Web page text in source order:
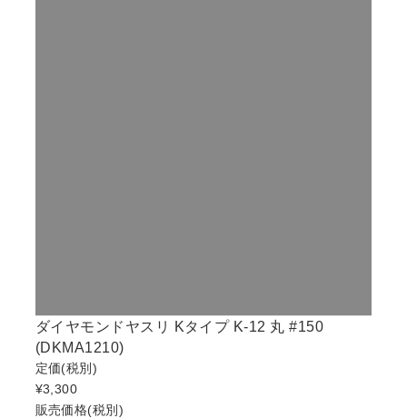
ダイヤモンドヤスリ Kタイプ K-12 丸 #150
(DKMA1210)
定価(税別)
¥3,300
販売価格(税別)